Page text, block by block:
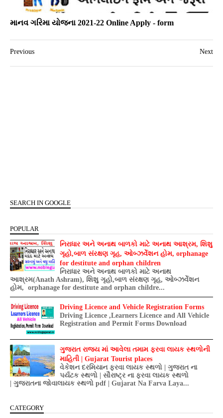
માનવ ગરિમા યોજના 2021-22 Online Apply - form
Next
Previous
SEARCH IN GOOGLE
POPULAR
નિરાધાર અને અનાથ બાળકો માટે અનાથ આશ્રમ, શિશુ
ગૃહો,બાળ સંરક્ષણ ગૃહ, ઓબ્ઝર્વેશન હોમ, orphanage
for destitute and orphan children
નિરાધાર અને અનાથ બાળકો માટે અનાથ
આશ્રમ(Anath Ashram), શિશુ ગૃહો,બાળ સંરક્ષણ ગૃહ, ઓબ્ઝર્વેશન
હોમ, orphanage for destitute and orphan childre...
Driving Licence and Vehicle Registration Forms
Driving Licence ,Learners Licence and All Vehicle
Registration and Permit Forms Download
ગુજરાત રાજ્ય માં આવેલા તમામ ફરવા લાયક સ્થળોની
માહિતી | Gujarat Tourist places
વેકેશન દરમિયાન ફરવા લાયક સ્થળો | ગુજરાત ના
પર્યટક સ્થળો | સૌરાષ્ટ્ર ના ફરવા લાયક સ્થળો
| ગુજરાતના જોવાલાયક સ્થળો pdf | Gujarat Na Farva Laya...
CATEGORY